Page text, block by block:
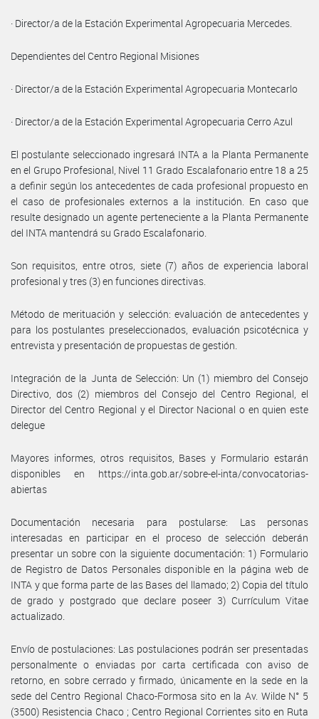
· Director/a de la Estación Experimental Agropecuaria Mercedes.
Dependientes del Centro Regional Misiones
· Director/a de la Estación Experimental Agropecuaria Montecarlo
· Director/a de la Estación Experimental Agropecuaria Cerro Azul
El postulante seleccionado ingresará INTA a la Planta Permanente
en el Grupo Profesional, Nivel 11 Grado Escalafonario entre 18 a 25
a definir según los antecedentes de cada profesional propuesto en
el caso de profesionales externos a la institución. En caso que
resulte designado un agente perteneciente a la Planta Permanente
del INTA mantendrá su Grado Escalafonario.
Son requisitos, entre otros, siete (7) años de experiencia laboral
profesional y tres (3) en funciones directivas.
Método de merituación y selección: evaluación de antecedentes y
para los postulantes preseleccionados, evaluación psicotécnica y
entrevista y presentación de propuestas de gestión.
Integración de la Junta de Selección: Un (1) miembro del Consejo
Directivo, dos (2) miembros del Consejo del Centro Regional, el
Director del Centro Regional y el Director Nacional o en quien este
delegue
Mayores informes, otros requisitos, Bases y Formulario estarán
disponibles en https://inta.gob.ar/sobre-el-inta/convocatorias-
abiertas
Documentación necesaria para postularse: Las personas
interesadas en participar en el proceso de selección deberán
presentar un sobre con la siguiente documentación: 1) Formulario
de Registro de Datos Personales disponible en la página web de
INTA y que forma parte de las Bases del llamado; 2) Copia del título
de grado y postgrado que declare poseer 3) Currículum Vitae
actualizado.
Envío de postulaciones: Las postulaciones podrán ser presentadas
personalmente o enviadas por carta certificada con aviso de
retorno, en sobre cerrado y firmado, únicamente en la sede en la
sede del Centro Regional Chaco-Formosa sito en la Av. Wilde N° 5
(3500) Resistencia Chaco ; Centro Regional Corrientes sito en Ruta